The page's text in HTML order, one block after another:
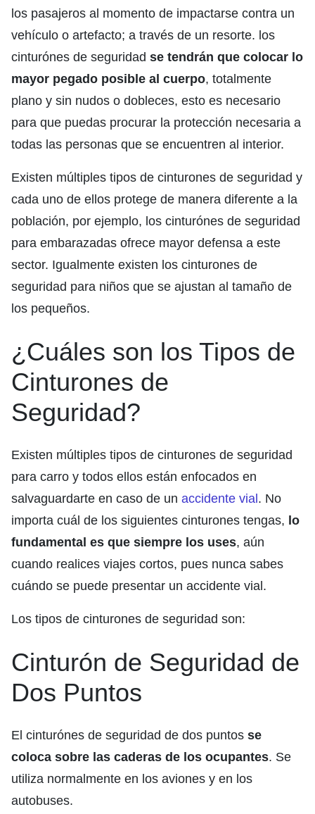
los pasajeros al momento de impactarse contra un
vehículo o artefacto; a través de un resorte. los
cinturónes de seguridad se tendrán que colocar lo
mayor pegado posible al cuerpo, totalmente
plano y sin nudos o dobleces, esto es necesario
para que puedas procurar la protección necesaria a
todas las personas que se encuentren al interior.
Existen múltiples tipos de cinturones de seguridad y
cada uno de ellos protege de manera diferente a la
población, por ejemplo, los cinturónes de seguridad
para embarazadas ofrece mayor defensa a este
sector. Igualmente existen los cinturones de
seguridad para niños que se ajustan al tamaño de
los pequeños.
¿Cuáles son los Tipos de
Cinturones de
Seguridad?
Existen múltiples tipos de cinturones de seguridad
para carro y todos ellos están enfocados en
salvaguardarte en caso de un accidente vial . No
importa cuál de los siguientes cinturones tengas, lo
fundamental es que siempre los uses, aún
cuando realices viajes cortos, pues nunca sabes
cuándo se puede presentar un accidente vial.
Los tipos de cinturones de seguridad son:
Cinturón de Seguridad de
Dos Puntos
El cinturónes de seguridad de dos puntos se
coloca sobre las caderas de los ocupantes. Se
utiliza normalmente en los aviones y en los
autobuses.